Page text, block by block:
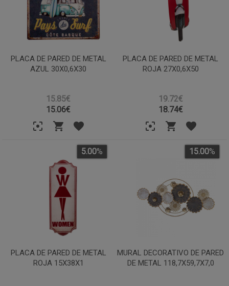
PLACA DE PARED DE METAL
AZUL 30X0,6X30
15.85€
15.06€
PLACA DE PARED DE METAL
ROJA 27X0,6X50
19.72€
18.74€
PLACA DE PARED DE METAL
ROJA 15X38X1
5.00%
MURAL DECORATIVO DE PARED
DE METAL 118,7X59,7X7,0
15.00%